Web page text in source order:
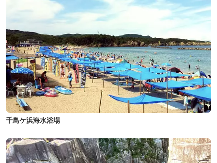
千鳥ケ浜海水浴場